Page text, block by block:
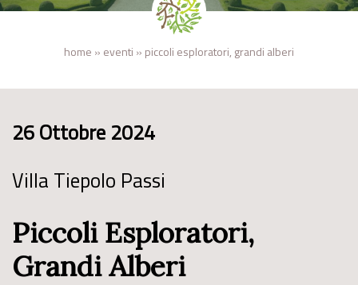
home » eventi » piccoli esploratori, grandi alberi
26 Ottobre 2024
Villa Tiepolo Passi
Piccoli Esploratori,
Grandi Alberi